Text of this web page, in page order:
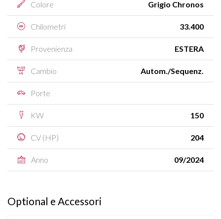
Colore Grigio Chronos
Chilometri 33.400
Provenienza ESTERA
Cambio Autom./Sequenz.
Porte
KW 150
CV (HP) 204
Anno 09/2024
Optional e Accessori